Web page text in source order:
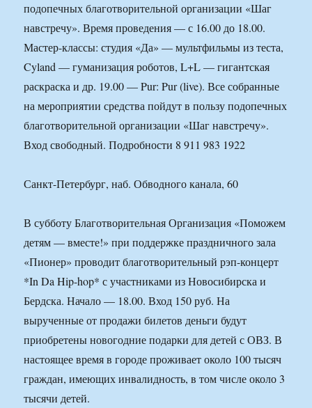
подопечных благотворительной организации «Шаг
навстречу». Время проведения — с 16.00 до 18.00.
Мастер-классы: студия «Да» — мультфильмы из теста,
Cyland — гуманизация роботов, L+L — гигантская
раскраска и др. 19.00 — Pur: Pur (live). Все собранные
на мероприятии средства пойдут в пользу подопечных
благотворительной организации «Шаг навстречу».
Вход свободный. Подробности 8 911 983 1922
Санкт-Петербург, наб. Обводного канала, 60
В субботу Благотворительная Организация «Поможем
детям — вместе!» при поддержке праздничного зала
«Пионер» проводит благотворительный рэп-концерт
*In Da Hip-hop* с участниками из Новосибирска и
Бердска. Начало — 18.00. Вход 150 руб. На
вырученные от продажи билетов деньги будут
приобретены новогодние подарки для детей с ОВЗ. В
настоящее время в городе проживает около 100 тысяч
граждан, имеющих инвалидность, в том числе около 3
тысячи детей.